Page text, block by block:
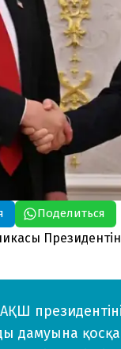
Поделиться
дамуына